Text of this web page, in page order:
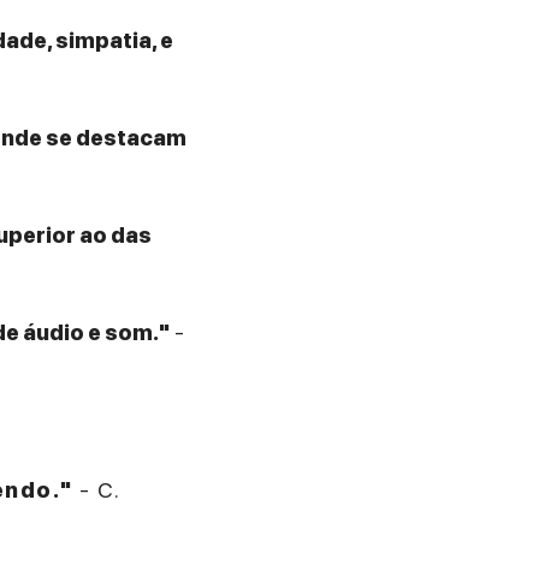
simpatia, e
se destacam
ao das
áudio e som." -
- C.